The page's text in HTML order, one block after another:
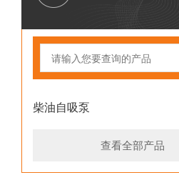
柴油自吸泵
查看全部产品